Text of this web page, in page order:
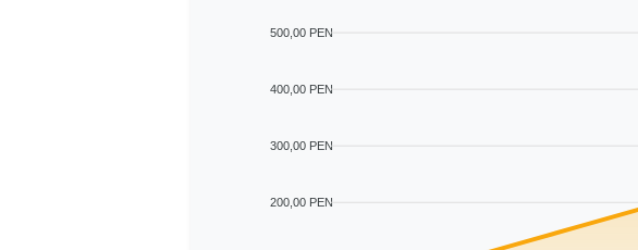
500,00 PEN
400,00 PEN
300,00 PEN
200,00 PEN